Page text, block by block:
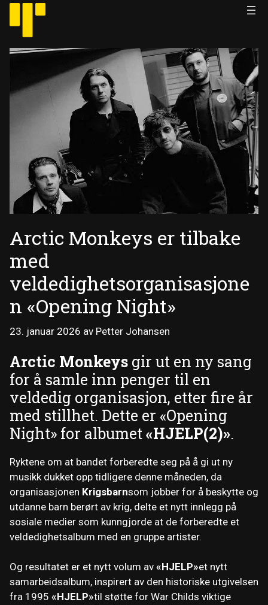
Hopp
innhold
Arctic Monkeys er tilbake
med
veldedighetsorganisasjone
n «Opening Night»
23. januar 2026 av Petter Johansen
Arctic Monkeys gir ut en ny sang
for å samle inn penger til en
veldedig organisasjon, etter fire år
med stillhet. Dette er «Opening
Night» for albumet«HJELP(2)».
Ryktene om at bandet forberedte seg på å gi ut ny
musikk dukket opp tidligere denne måneden, da
organisasjonen Krigsbarnsom jobber for å beskytte og
utdanne barn berørt av krig, delte et nytt innlegg på
sosiale medier som kunngjorde at de forberedte et
veldedighetsalbum med en gruppe artister.
Og resultatet er et nytt volum av «HJELP»et nytt
samarbeidsalbum, inspirert av den historiske utgivelsen
fra 1995 «HJELP»til støtte for War Childs viktige